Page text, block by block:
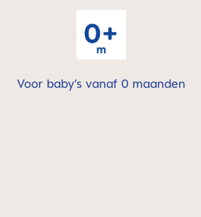
Voor baby’s vanaf 0 maanden